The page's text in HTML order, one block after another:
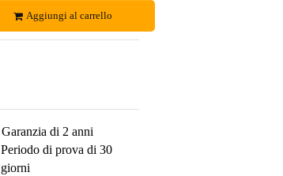
Aggiungi al carrello
Garanzia di 2 anni
Periodo di prova di 30
giorni